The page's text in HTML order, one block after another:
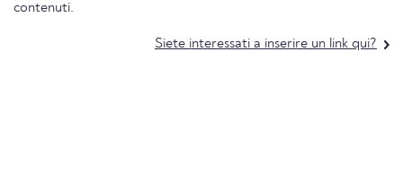
contenuti.
Siete interessati a inserire un link qui?